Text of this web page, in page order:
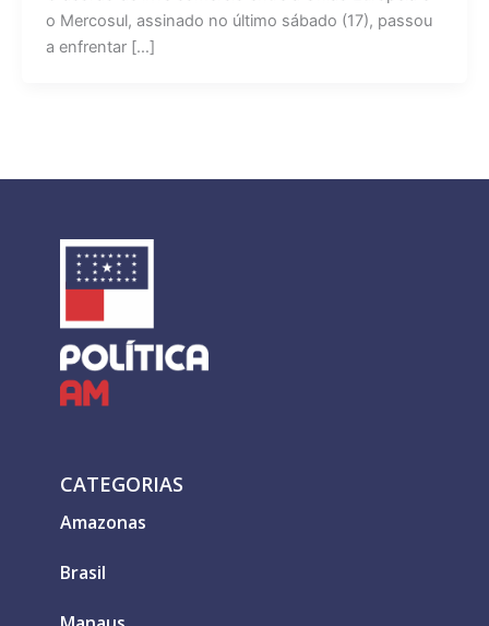
o Mercosul, assinado no último sábado (17), passou
a enfrentar […]
CATEGORIAS
Amazonas
Brasil